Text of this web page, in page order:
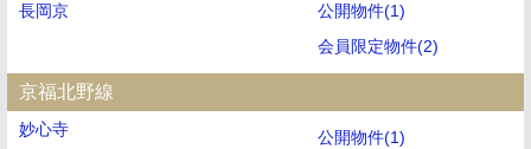
長岡京
公開物件(1)
会員限定物件(2)
京福北野線
妙心寺 公開物件(1)